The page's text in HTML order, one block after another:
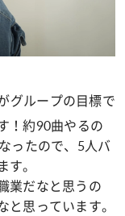
グループの目標で
！約90曲やるの
ったので、5人バ
。
業だなと思うの
思っています。